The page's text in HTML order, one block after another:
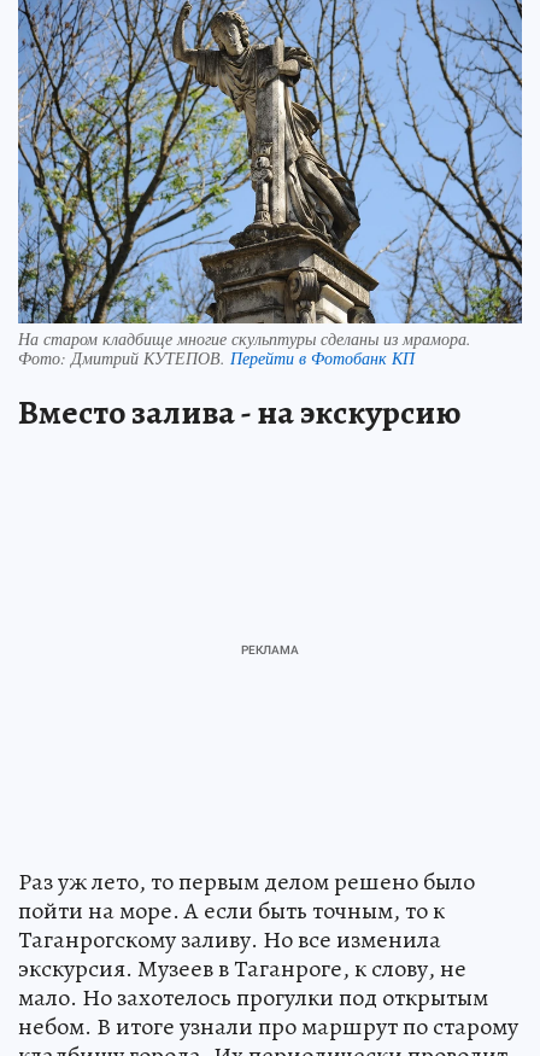
На старом кладбище многие скульптуры сделаны из мрамора.
Фото:Дмитрий КУТЕПОВ. Перейти в Фотобанк КП
Вместо залива - на экскурсию
Раз уж лето, то первым делом решено было
пойти на море. А если быть точным, то к
Таганрогскому заливу. Но все изменила
экскурсия. Музеев в Таганроге, к слову, не
мало. Но захотелось прогулки под открытым
небом. В итоге узнали про маршрут по старому